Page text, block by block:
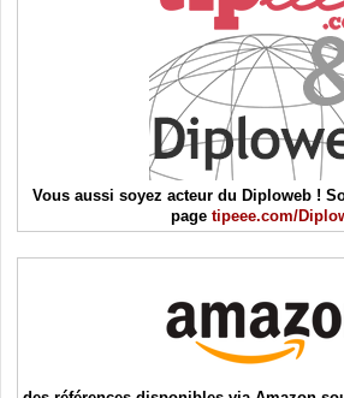
Vous aussi soyez acteur du Diploweb !
page tipeee.com/